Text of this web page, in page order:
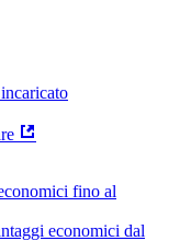
fino al
economici dal